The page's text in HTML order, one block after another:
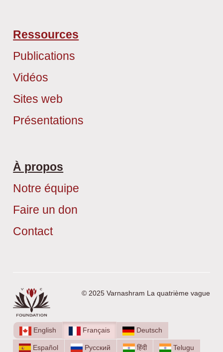
Ressources
Publications
Vidéos
Sites web
Présentations
À propos
Notre équipe
Faire un don
Contact
© 2025 Varnashram La quatrième vague
English Français Deutsch
Español Русский हिंदी Telugu